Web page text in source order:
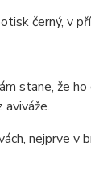
černý, v
stane, že
aviváže.
nejprve v